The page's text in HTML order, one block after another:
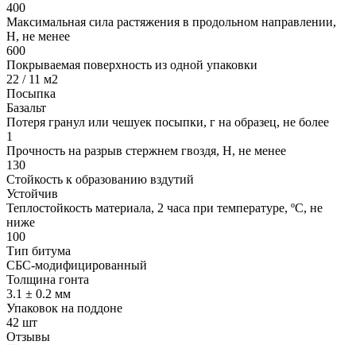
400
Максимальная сила растяжения в продольном направлении,
Н, не менее
600
Покрываемая поверхность из одной упаковки
22 / 11 м2
Посыпка
Базальт
Потеря гранул или чешуек посыпки, г на образец, не более
1
Прочность на разрыв стержнем гвоздя, Н, не менее
130
Стойкость к образованию вздутий
Устойчив
Теплостойкость материала, 2 часа при температуре, ºС, не
ниже
100
Тип битума
СБС-модифицированный
Толщина гонта
3.1 ± 0.2 мм
Упаковок на поддоне
42 шт
Отзывы